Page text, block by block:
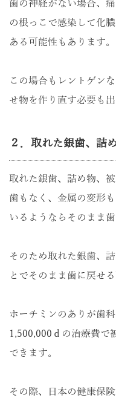
歯の神経がない場合、
の根っこで感染して化
ある可能性もあります。
この場合もレントゲン
せ物を作り直す必要も出
２．取れた銀歯、詰
取れた銀歯、詰め物、
歯もなく、金属の変形
いるようならそのまま
そのため取れた銀歯、
とでそのまま歯に戻せ
ホーチミンのありが歯
1,500,000ｄの治療費で
できます。
その際、日本の健康保